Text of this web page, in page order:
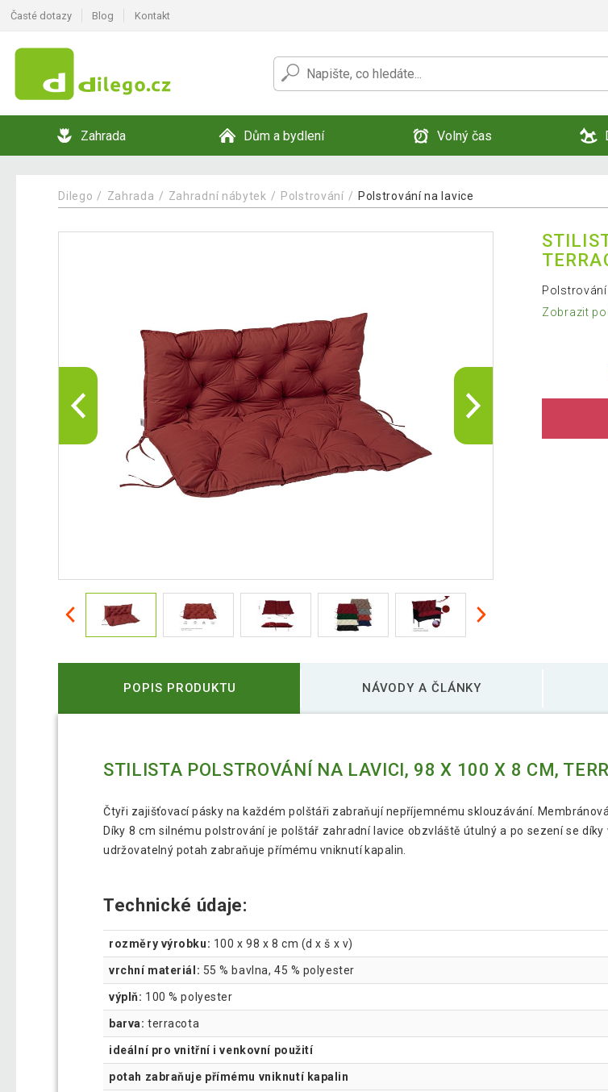
Časté dotazy Blog Kontakt
Zahrada Dům a bydlení Volný čas
Dilego Zahrada Zahradní nábytek Polstrování Polstrování na lavice
Polstrování
Zobrazit
POPIS PRODUKTU NÁVODY A ČLÁNKY
STILISTA POLSTROVÁNÍ NA LAVICI, 98 X 100 X 8 CM,
Čtyři zajišťovací pásky na každém polštáři zabraňují nepříjemnému sklouzávání.
Díky 8 cm silnému polstrování je polštář zahradní lavice obzvláště útulný a po sezení se
udržovatelný potah zabraňuje přímému vniknutí kapalin.
Technické údaje:
rozměry výrobku: 100 x 98 x 8 cm (d x š x v)
vrchní materiál: 55 % bavlna, 45 % polyester
výplň: 100 % polyester
barva: terracota
ideální pro vnitřní i venkovní použití
potah zabraňuje přímému vniknutí kapalin